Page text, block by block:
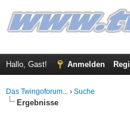
Hallo, Gast! Anmelden
Das Twingoforum... › Suche
Ergebnisse